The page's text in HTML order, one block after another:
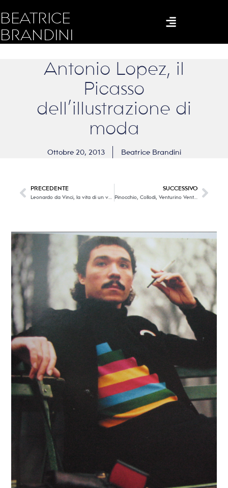
BEATRICE
BRANDINI
Antonio Lopez, il
Picasso
dell’illustrazione di
moda
Ottobre 20, 2013 Beatrice Brandini
PRECEDENTE SUCCESSIVO
Pinocchio, Collodi, Venturino Venturi